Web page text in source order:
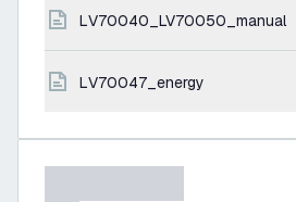
LV70040_LV70050_manual
LV70047_energy